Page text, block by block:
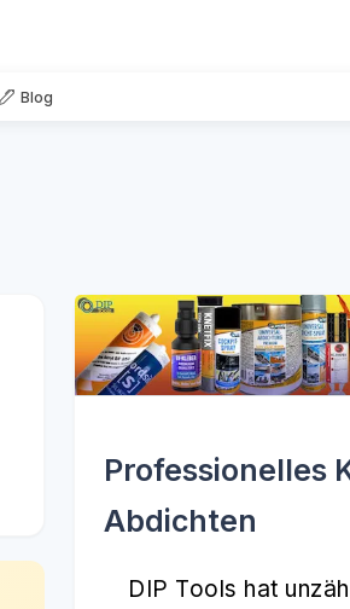
Blog
Professionelles
Abdichten
DIP Tools hat